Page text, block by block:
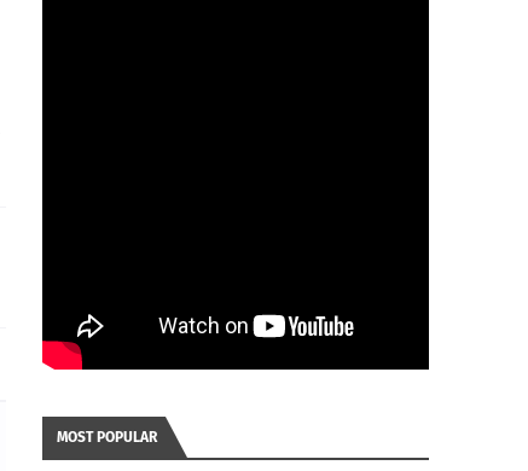
MOST POPULAR